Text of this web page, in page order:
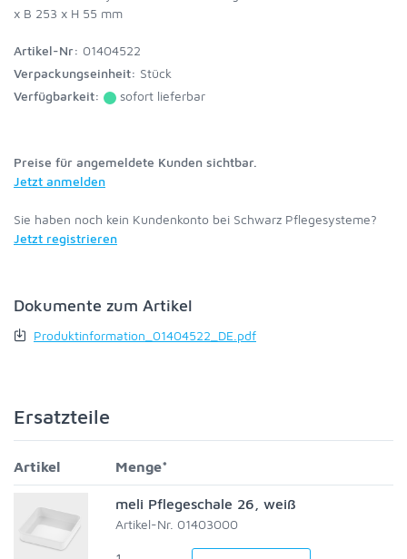
x B 253 x H 55 mm
Artikel-Nr: 01404522
Verpackungseinheit: Stück
Verfügbarkeit:
sofort lieferbar
Preise für angemeldete Kunden sichtbar.
Jetzt anmelden
Sie haben noch kein Kundenkonto bei Schwarz Pflegesysteme?
Jetzt registrieren
Dokumente zum Artikel
Produktinformation_01404522_DE.pdf
Ersatzteile
Artikel Menge*
meli Pflegeschale 26, weiß
Artikel-Nr. 01403000